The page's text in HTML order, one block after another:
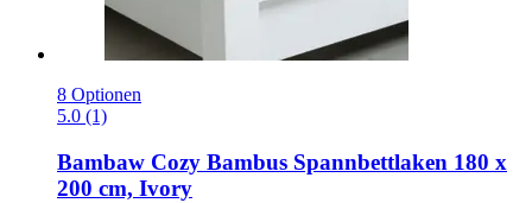
8 Optionen
5.0 (1)
Bambaw Cozy Bambus Spannbettlaken 180 x
200 cm, Ivory